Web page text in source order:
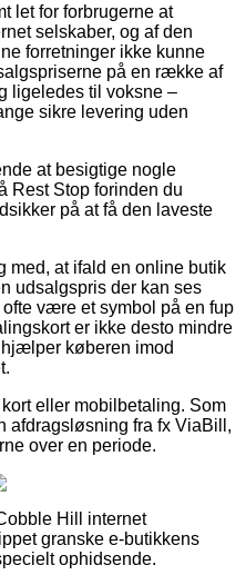
let for forbrugerne at
selskaber, og af den
forretninger ikke kunne
på en række af
ligeledes til voksne –
sikre levering uden
at besigtige nogle
Rest Stop forinden du
på at få den laveste
med, at ifald en online butik
udsalgspris der kan ses
være et symbol på en fup
er ikke desto mindre
køberen imod
eller mobilbetaling. Som
afdragsløsning fra fx ViaBill,
over en periode.
Hill internet
granske e-butikkens
ophidsende.